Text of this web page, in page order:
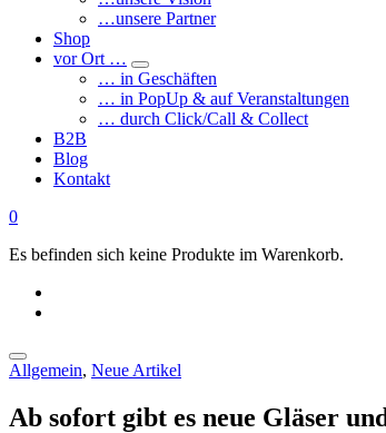
…unsere Partner
Shop
vor Ort …
… in Geschäften
… in PopUp & auf Veranstaltungen
… durch Click/Call & Collect
B2B
Blog
Kontakt
0
Es befinden sich keine Produkte im Warenkorb.
Allgemein, Neue Artikel
Ab sofort gibt es neue Gläser